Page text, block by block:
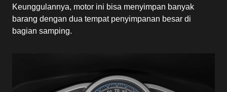
Keunggulannya, motor ini bisa menyimpan banyak
barang dengan dua tempat penyimpanan besar di
bagian samping.